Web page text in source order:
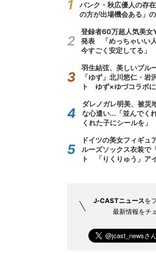
バンク・秋広優人の存
の方が出場機会ある」
登録者60万超人気美女
発表 「めっちゃいい
今すごく安定してる」
羽生結弦、美しいブル
「ゆず」北川悠仁・岩
ト ゆず×ゆづコラボ
ダレノガレ明美、被災
な心遣い...「並んでく
くれた子にシールを」
ドイツの美女フィギュ
ルーズソックス衣装で
ト 「りくりゅう」ア
J-CASTニュースを
最新情報をチ